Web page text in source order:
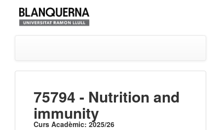
75794 - Nutrition and
immunity
Curs Acadèmic: 2025/26